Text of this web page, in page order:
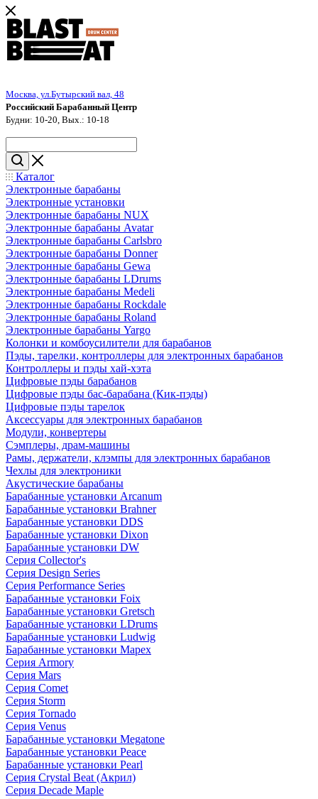
Москва, ул.Бутырский вал, 48
Российский Барабанный Центр
Будни: 10-20, Вых.: 10-18
Каталог
Электронные барабаны
Электронные установки
Электронные барабаны NUX
Электронные барабаны Avatar
Электронные барабаны Carlsbro
Электронные барабаны Donner
Электронные барабаны Gewa
Электронные барабаны LDrums
Электронные барабаны Medeli
Электронные барабаны Rockdale
Электронные барабаны Roland
Электронные барабаны Yargo
Колонки и комбоусилители для барабанов
Пэды, тарелки, контроллеры для электронных барабанов
Контроллеры и пэды хай-хэта
Цифровые пэды барабанов
Цифровые пэды бас-барабана (Кик-пэды)
Цифровые пэды тарелок
Аксессуары для электронных барабанов
Модули, конвертеры
Сэмплеры, драм-машины
Рамы, держатели, клэмпы для электронных барабанов
Чехлы для электроники
Акустические барабаны
Барабанные установки Arcanum
Барабанные установки Brahner
Барабанные установки DDS
Барабанные установки Dixon
Барабанные установки DW
Серия Collector's
Серия Design Series
Серия Performance Series
Барабанные установки Foix
Барабанные установки Gretsch
Барабанные установки LDrums
Барабанные установки Ludwig
Барабанные установки Mapex
Серия Armory
Серия Mars
Серия Comet
Серия Storm
Серия Tornado
Серия Venus
Барабанные установки Megatone
Барабанные установки Peace
Барабанные установки Pearl
Серия Crystal Beat (Акрил)
Серия Decade Maple